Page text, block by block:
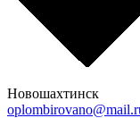
Новошахтинск